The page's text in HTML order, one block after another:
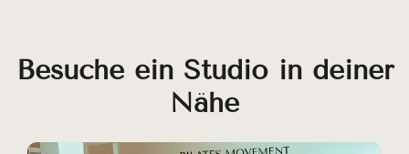
Besuche ein Studio in deiner
Nähe